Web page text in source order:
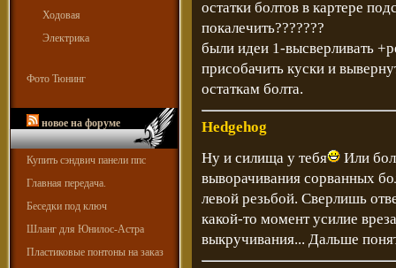
Ходовая
Электрика
Фото Тюнинг
новое на форуме
Купить сэндвич панели ппс
Главная передача.
Беседки под ключ
Шланг для Юнилос-Астра
Пластиковые понтоны на заказ
остатки болтов в картере
покалечить???????
были идеи 1-высверливать
присобачить куски и
остаткам болта.
Hedgehog
Ну и силища у тебя
Или
выворачивания сорванных
левой резьбой. Сверлишь
какой-то момент усилие
выкручивания... Дальше